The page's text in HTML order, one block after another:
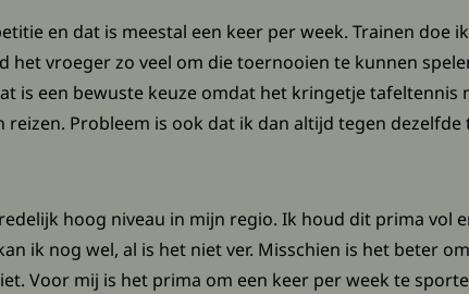
en dat is meestal een keer per week. Trainen doe
het vroeger zo veel om die toernooien te kunnen
is een bewuste keuze omdat het kringetje tafeltennis
reizen. Probleem is ook dat ik dan altijd tegen
hoog niveau in mijn regio. Ik houd dit prima vol
ik nog wel, al is het niet ver. Misschien is het beter
Voor mij is het prima om een keer per week te